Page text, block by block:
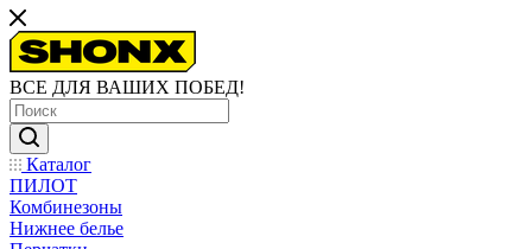
ВСЕ ДЛЯ ВАШИХ ПОБЕД!
Каталог
ПИЛОТ
Комбинезоны
Нижнее белье